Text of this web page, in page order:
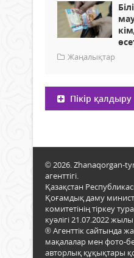
Жаңалықтар
Пікір қалдыру
© 2026. Zhanaqorgan-
агенттігі.
Қазақстан
Қоғамдық даму
комитетінің тіркеу
куәлігі 21.07.2022
® Агенттік сайтында
мақалалар мен фото-
авторлық құқықтары